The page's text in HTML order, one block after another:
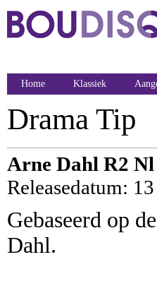
Home Klassiek
Drama Tip
Arne Dahl R2
Releasedatum:
Gebaseerd op
Dahl.